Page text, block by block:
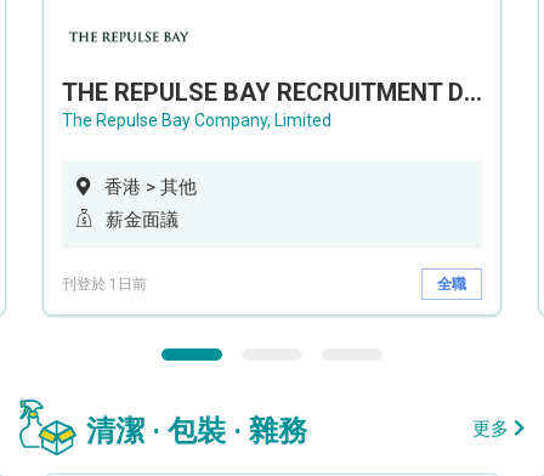
THE REPULSE BAY RECRUITMENT DAY 淺水灣影灣園人才招聘會
The Repulse Bay Company, Limited
香港 > 其他
薪金面議
刊登於 1日前 全職
清潔 · 包裝 · 雜務 更多